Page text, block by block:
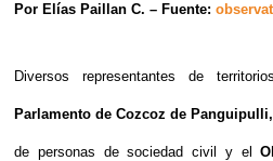
Por Elías Paillan C. – Fuente:
Diversos representantes de
Parlamento de Cozcoz de
de personas de sociedad civil y el